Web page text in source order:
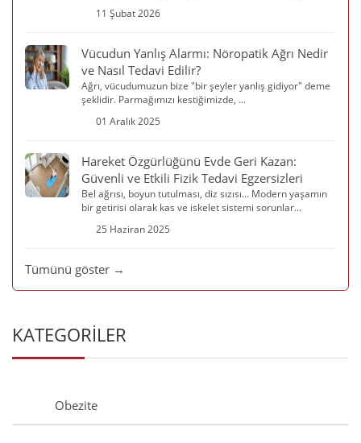
11 Şubat 2026
Vücudun Yanlış Alarmı: Nöropatik Ağrı Nedir
ve Nasıl Tedavi Edilir?
Ağrı, vücudumuzun bize "bir şeyler yanlış gidiyor" deme
şeklidir. Parmağımızı kestiğimizde, ...
01 Aralık 2025
Hareket Özgürlüğünü Evde Geri Kazan:
Güvenli ve Etkili Fizik Tedavi Egzersizleri
Bel ağrısı, boyun tutulması, diz sızısı... Modern yaşamın
bir getirisi olarak kas ve iskelet sistemi sorunlar...
25 Haziran 2025
Tümünü göster →
KATEGORİLER
Obezite